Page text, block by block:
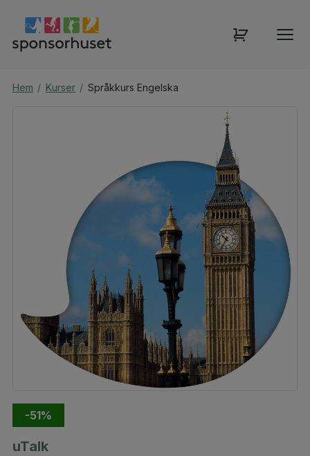
Hem / Kurser / Språkkurs Engelska
-51%
uTalk